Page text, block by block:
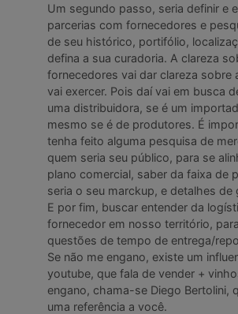
Um segundo passo, seria definir e
parcerias com fornecedores e
de seu histórico, portifólio,
defina a sua curadoria. A clareza
fornecedores vai dar clareza sobre
vai exercer. Pois daí vai em busca
uma distribuidora, se é um
mesmo se é de produtores. É
tenha feito alguma pesquisa de
quem seria seu público, para se
plano comercial, saber da faixa de
seria o seu marckup, e detalhes de
E por fim, buscar entender da
fornecedor em nosso território,
questões de tempo de entrega/
Se não me engano, existe um
youtube, que fala de vender +
engano, chama-se Diego Bertolini,
uma referência a você.